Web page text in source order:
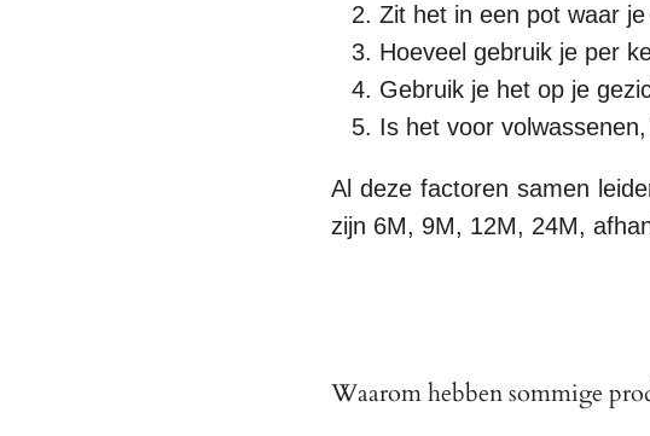
Zit het in een pot waar
Hoeveel gebruik je per
Gebruik je het op je
Is het voor
Al deze factoren samen
zijn 6M, 9M, 12M, 24M,
Waarom hebben sommige